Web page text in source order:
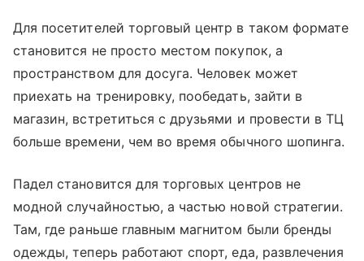
Для посетителей торговый центр в таком формате
становится не просто местом покупок, а
пространством для досуга. Человек может
приехать на тренировку, пообедать, зайти в
магазин, встретиться с друзьями и провести в ТЦ
больше времени, чем во время обычного шопинга.
Падел становится для торговых центров не
модной случайностью, а частью новой стратегии.
Там, где раньше главным магнитом были бренды
одежды, теперь работают спорт, еда, развлечения